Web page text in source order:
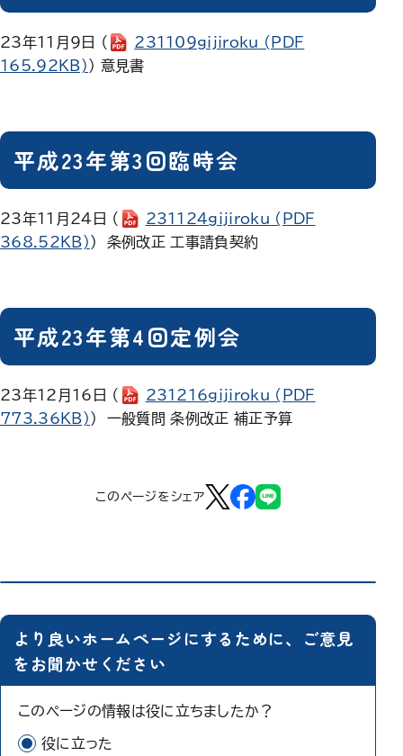
23年11月9日 （ 231109gijiroku (PDF
165.92KB) ） 意見書
平成23年第3回臨時会
23年11月24日 （ 231124gijiroku (PDF
368.52KB) ） 条例改正 工事請負契約
平成23年第4回定例会
23年12月16日 （ 231216gijiroku (PDF
773.36KB) ） 一般質問 条例改正 補正予算
このページをシェア
より良いホームページにするために、ご意見
をお聞かせください
このページの情報は役に立ちましたか？
役に立った